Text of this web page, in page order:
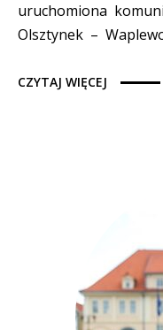
uruchomiona
Olsztynek –
CZYTAJ WIĘCEJ